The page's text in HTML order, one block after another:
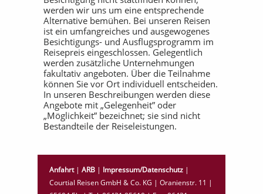
werden wir uns um eine entsprechende
Alternative bemühen. Bei unseren Reisen
ist ein umfangreiches und ausgewogenes
Besichtigungs- und Ausflugsprogramm im
Reisepreis eingeschlossen. Gelegentlich
werden zusätzliche Unternehmungen
fakultativ angeboten. Über die Teilnahme
können Sie vor Ort individuell entscheiden.
In unseren Beschreibungen werden diese
Angebote mit „Gelegenheit” oder
„Möglichkeit” bezeichnet; sie sind nicht
Bestandteile der Reiseleistungen.
Anfahrt| ARB | Impressum/Datenschutz |
Courtial Reisen GmbH & Co. KG | Oranienstr. 11 |